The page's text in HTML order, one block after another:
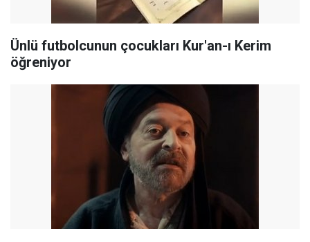
Ünlü futbolcunun çocukları Kur'an-ı Kerim
öğreniyor